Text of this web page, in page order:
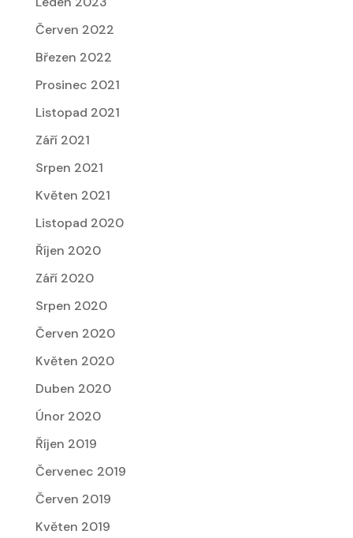
Červen 2022
Březen 2022
Prosinec 2021
Listopad 2021
Září 2021
Srpen 2021
Květen 2021
Listopad 2020
Říjen 2020
Září 2020
Srpen 2020
Červen 2020
Květen 2020
Duben 2020
Únor 2020
Říjen 2019
Červenec 2019
Červen 2019
Květen 2019